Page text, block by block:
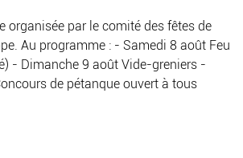
organisée par le comité des fêtes de
Au programme : - Samedi 8 août Feu
- Dimanche 9 août Vide-greniers -
de pétanque ouvert à tous